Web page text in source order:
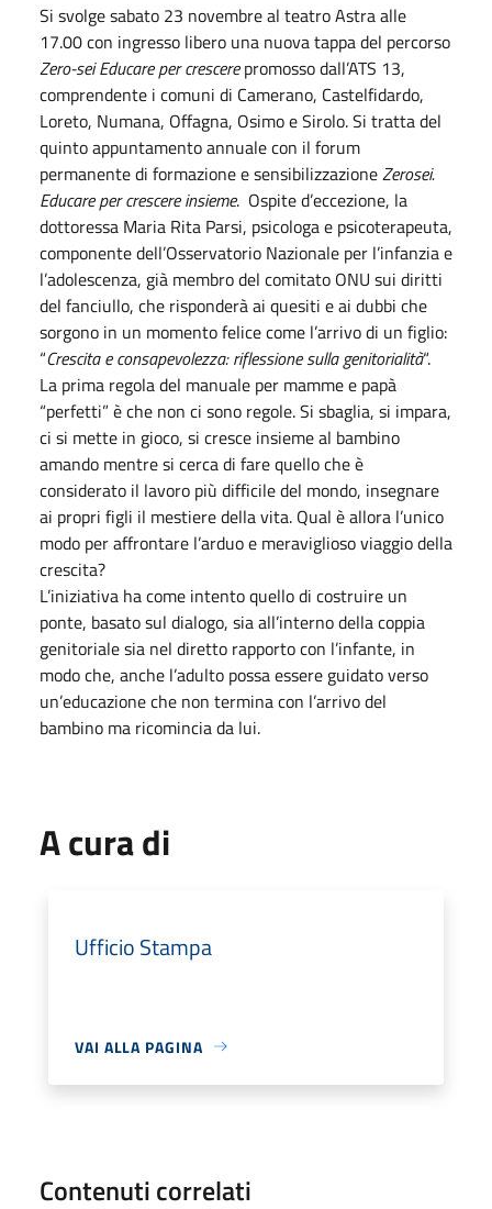
Si svolge sabato 23 novembre al teatro Astra alle
17.00 con ingresso libero una nuova tappa del percorso
Zero-sei Educare per crescerepromosso dall’ATS 13,
comprendente i comuni di Camerano, Castelfidardo,
Loreto, Numana, Offagna, Osimo e Sirolo. Si tratta del
quinto appuntamento annuale con il forum
permanente di formazione e sensibilizzazioneZerosei.
Educare per crescere insieme. Ospite d’eccezione, la
dottoressa Maria Rita Parsi, psicologa e psicoterapeuta,
componente dell’Osservatorio Nazionale per l’infanzia e
l’adolescenza, già membro del comitato ONU sui diritti
del fanciullo, che risponderà ai quesiti e ai dubbi che
sorgono in un momento felice come l’arrivo di un figlio:
“Crescita e consapevolezza: riflessione sulla genitorialità“.
La prima regola del manuale per mamme e papà
“perfetti” è che non ci sono regole. Si sbaglia, si impara,
ci si mette in gioco, si cresce insieme al bambino
amando mentre si cerca di fare quello che è
considerato il lavoro più difficile del mondo, insegnare
ai propri figli il mestiere della vita. Qual è allora l’unico
modo per affrontare l’arduo e meraviglioso viaggio della
crescita?
L’iniziativa ha come intento quello di costruire un
ponte, basato sul dialogo, sia all’interno della coppia
genitoriale sia nel diretto rapporto con l’infante, in
modo che, anche l’adulto possa essere guidato verso
un’educazione che non termina con l’arrivo del
bambino ma ricomincia da lui.
A cura di
Ufficio Stampa
VAI ALLA PAGINA
Contenuti correlati